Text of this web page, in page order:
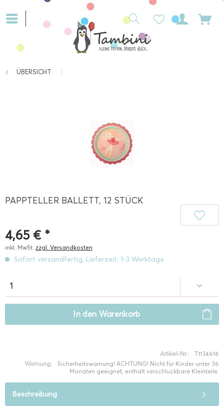
ÜBERSICHT
PAPPTELLER BALLETT, 12 STÜCK
4,65 € *
inkl. MwSt. zzgl. Versandkosten
Sofort versandfertig, Lieferzeit: 1-3 Werktage
In den Warenkorb
Artikel-Nr.:
T1134616
Warnung:
Sicherheitswarnung! ACHTUNG! Nicht für Kinder unter 36
Monaten geeignet, enthält verschluckbare Kleinteile.
Beschreibung